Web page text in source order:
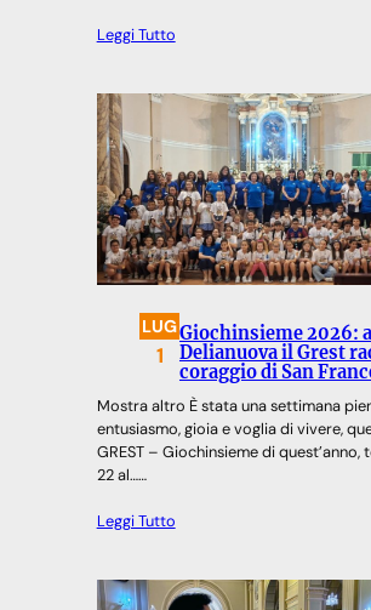
Leggi Tutto
LUG
1
Giochinsieme 2026: a
Delianuova il Grest
coraggio di San
Mostra altro È stata una settimana
entusiasmo, gioia e voglia di vivere,
GREST – Giochinsieme di quest’anno,
22 al……
Leggi Tutto